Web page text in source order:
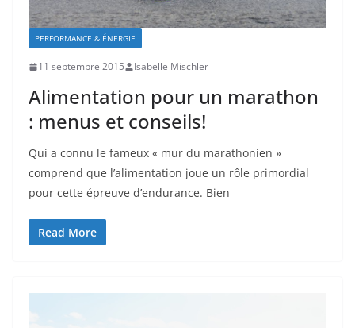
PERFORMANCE & ÉNERGIE
11 septembre 2015 Isabelle Mischler
Alimentation pour un marathon
: menus et conseils!
Qui a connu le fameux « mur du marathonien »
comprend que l’alimentation joue un rôle primordial
pour cette épreuve d’endurance. Bien
Read More